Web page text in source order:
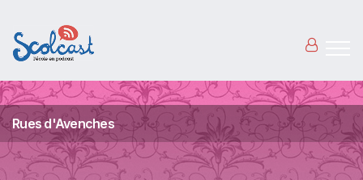
Rues d'Avenches